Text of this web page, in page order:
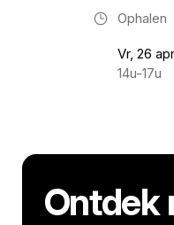
Ophalen
Vr, 26
14u-17u
Ontdek